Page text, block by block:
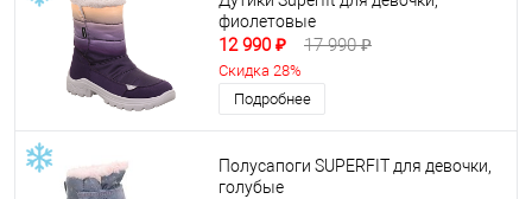
фиолетовые
12 990 ₽ 17 990 ₽
Скидка 28%
Подробнее
Полусапоги SUPERFIT для девочки,
голубые